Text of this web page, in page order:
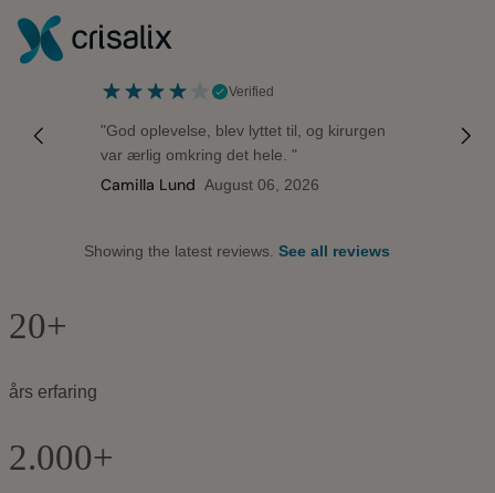
Verified
"God oplevelse, blev lyttet til, og kirurgen
var ærlig omkring det hele. "
Camilla Lund August 06, 2026
Showing the latest reviews. See all reviews
20+
års erfaring
2.000+